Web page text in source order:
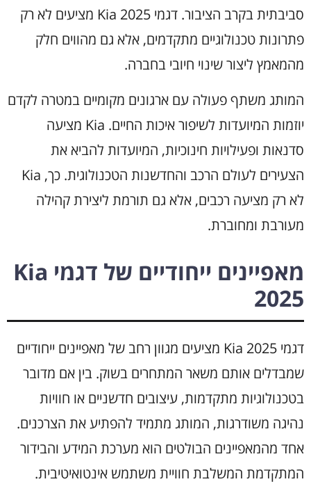
סביבתית בקרב הציבור. דגמי Kia 2025 מציעים לא רק
פתרונות טכנולוגיים מתקדמים, אלא גם מהווים חלק
מהמאמץ ליצור שינוי חיובי בחברה.
המותג משתף פעולה עם ארגונים מקומיים במטרה לקדם
יוזמות המיועדות לשיפור איכות החיים. Kia מציעה
סדנאות ופעילויות חינוכיות, המיועדות להביא את
הצעירים לעולם הרכב והחדשנות הטכנולוגית. כך, Kia
לא רק מציעה רכבים, אלא גם תורמת ליצירת קהילה
מעורבת ומחוברת.
מאפיינים ייחודיים של דגמי Kia
2025
דגמי Kia 2025 מציעים מגוון רחב של מאפיינים ייחודיים
שמבדלים אותם משאר המתחרים בשוק. בין אם מדובר
בטכנולוגיות מתקדמות, עיצובים חדשניים או חוויות
נהיגה משודרגות, המותג מתמיד להפתיע את הצרכנים.
אחד מהמאפיינים הבולטים הוא מערכת המידע והבידור
המתקדמת המשלבת חוויית משתמש אינטואיטיבית.